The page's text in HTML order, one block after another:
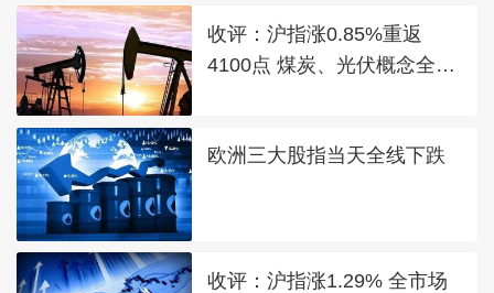
收评：沪指涨0.85%重返
4100点 煤炭、光伏概念全线
欧洲三大股指当天全线下跌
收评：沪指涨1.29% 全市场